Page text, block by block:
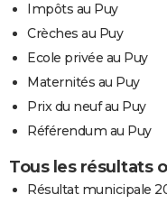
Impôts au Puy
Crèches au Puy
Ecole privée au Puy
Maternités au Puy
Prix du neuf au Puy
Référendum au Puy
Tous les résultats
Résultat municipale